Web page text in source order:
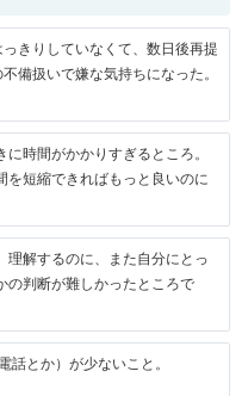
きりしていなくて、数日後再提
備扱いで嫌な気持ちになった。
時間がかかりすぎるところ。
を短縮できればもっと良いのに
理解するのに、また自分にとっ
の判断が難しかったところで
話とか）が少ないこと。